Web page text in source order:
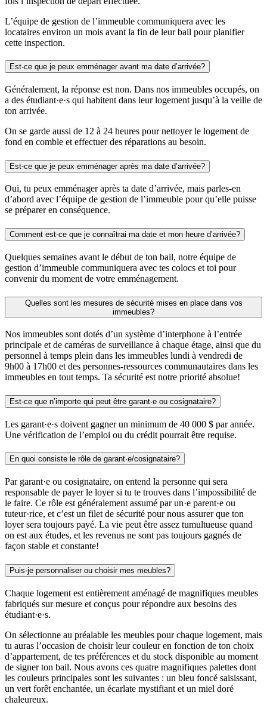
L’équipe de gestion de l’immeuble communiquera avec les
locataires environ un mois avant la fin de leur bail pour planifier
cette inspection.
Est-ce que je peux emménager avant ma date d’arrivée?
Généralement, la réponse est non. Dans nos immeubles occupés, on
a des étudiant·e·s qui habitent dans leur logement jusqu’à la veille de
ton arrivée.
On se garde aussi de 12 à 24 heures pour nettoyer le logement de
fond en comble et effectuer des réparations au besoin.
Est-ce que je peux emménager après ma date d’arrivée?
Oui, tu peux emménager après ta date d’arrivée, mais parles-en
d’abord avec l’équipe de gestion de l’immeuble pour qu’elle puisse
se préparer en conséquence.
Comment est-ce que je connaîtrai ma date et mon heure d’arrivée?
Quelques semaines avant le début de ton bail, notre équipe de
gestion d’immeuble communiquera avec tes colocs et toi pour
convenir du moment de votre emménagement.
Quelles sont les mesures de sécurité mises en place dans vos
immeubles?
Nos immeubles sont dotés d’un système d’interphone à l’entrée
principale et de caméras de surveillance à chaque étage, ainsi que du
personnel à temps plein dans les immeubles lundi à vendredi de
9h00 à 17h00 et des personnes-ressources communautaires dans les
immeubles en tout temps. Ta sécurité est notre priorité absolue!
Est-ce que n’importe qui peut être garant·e ou cosignataire?
Les garant·e·s doivent gagner un minimum de 40 000 $ par année.
Une vérification de l’emploi ou du crédit pourrait être requise.
En quoi consiste le rôle de garant·e/cosignataire?
Par garant·e ou cosignataire, on entend la personne qui sera
responsable de payer le loyer si tu te trouves dans l’impossibilité de
le faire. Ce rôle est généralement assumé par un·e parent·e ou
tuteur·rice, et c’est un filet de sécurité pour nous assurer que ton
loyer sera toujours payé. La vie peut être assez tumultueuse quand
on est aux études, et les revenus ne sont pas toujours gagnés de
façon stable et constante!
Puis-je personnaliser ou choisir mes meubles?
Chaque logement est entièrement aménagé de magnifiques meubles
fabriqués sur mesure et conçus pour répondre aux besoins des
étudiant·e·s.
On sélectionne au préalable les meubles pour chaque logement, mais
tu auras l’occasion de choisir leur couleur en fonction de ton choix
d’appartement, de tes préférences et du stock disponible au moment
de signer ton bail. Nous avons ces quatre magnifiques palettes dont
les couleurs principales sont les suivantes : un bleu foncé saisissant,
un vert forêt enchantée, un écarlate mystifiant et un miel doré
chaleureux.